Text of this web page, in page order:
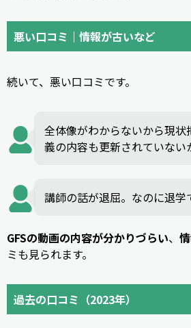
悪い口コミ｜情報が古いなど
続いて、悪い口コミです。
全体像がわからないから現
義の内容も更新されていない
講師の話が退屈。なのに退学
GFSの動画の内容が分かりづらい、
ミも見られます。
過去の口コミ（2023年）